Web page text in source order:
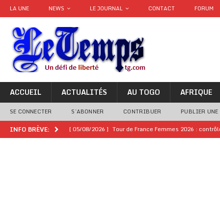
LA UNE NEWS LE JOURNAL CONTACT FORUM
ACCUEIL ACTUALITÉS AU TOGO AFRIQUE
SE CONNECTER S’ABONNER CONTRIBUER PUBLIER UNE
INFO BRÈVE: [ 05/08/2026 ] Tour de France Femmes 2026 :